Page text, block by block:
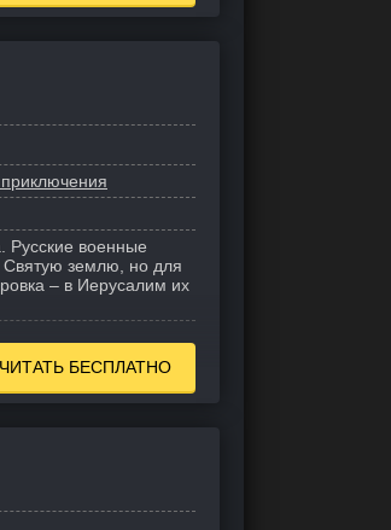
Русские военные
Святую землю, но для
– в Иерусалим их
ЧИТАТЬ БЕСПЛАТНО